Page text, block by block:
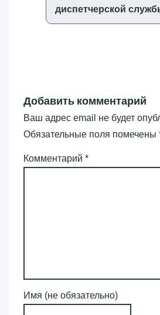
диспетчерской
Добавить комментарий
Ваш адрес email не будет
Обязательные поля помечены
Комментарий *
Имя (не обязательно)